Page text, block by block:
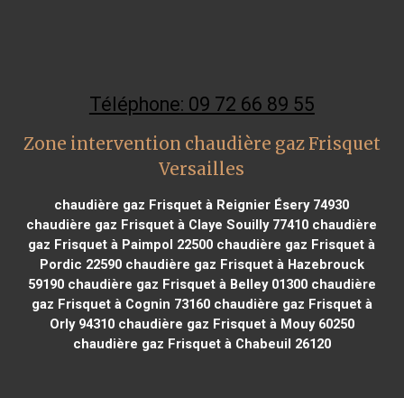
Téléphone: 09 72 66 89 55
Zone intervention chaudière gaz Frisquet
Versailles
chaudière gaz Frisquet à Reignier Ésery 74930
chaudière gaz Frisquet à Claye Souilly 77410 chaudière
gaz Frisquet à Paimpol 22500 chaudière gaz Frisquet à
Pordic 22590chaudière gaz Frisquet à Hazebrouck
59190chaudière gaz Frisquet à Belley 01300chaudière
gaz Frisquet à Cognin 73160chaudière gaz Frisquet à
Orly 94310chaudière gaz Frisquet à Mouy 60250
chaudière gaz Frisquet à Chabeuil 26120